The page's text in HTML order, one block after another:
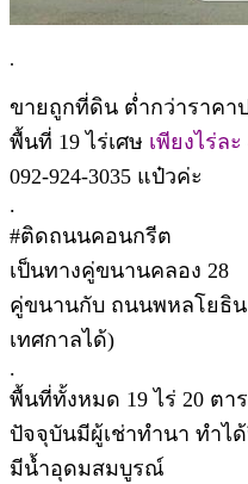
.
ขายถูกที่ดิน ต่ำกว่าราคา
พื้นที่ 19 ไร่เศษ เพียงไร่ละ
092-924-3035 แป๋วค่ะ
.
#ติดถนนคอนกรีต
เป็นทางคู่ขนานคลอง 28
คู่ขนานกับ ถนนพหลโยธิน
เทศกาลได้)
.
พื้นที่ทั้งหมด 19 ไร่ 20 ตา
ปัจจุบันมีผู้เช่าทำนา ทำไ
มีน้ำอุดมสมบูรณ์